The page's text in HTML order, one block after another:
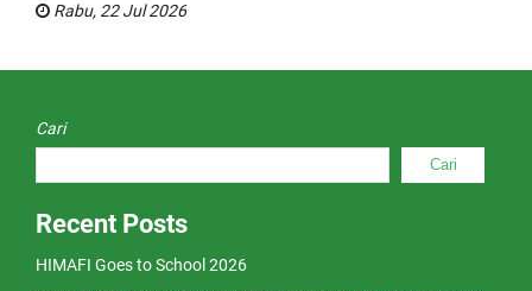
Rabu, 22 Jul 2026
Cari
Cari
Recent Posts
HIMAFI Goes to School 2026